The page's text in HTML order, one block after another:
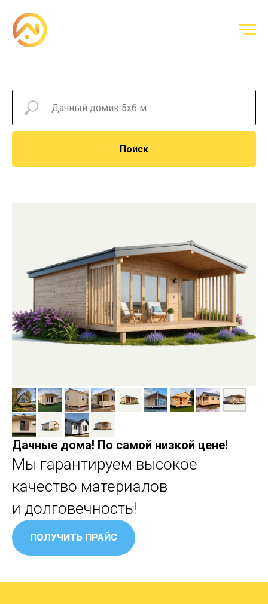
Поиск
Дачные дома! По самой низкой цене!
Мы гарантируем высокое
качество материалов
и долговечность!
ПОЛУЧИТЬ ПРАЙС